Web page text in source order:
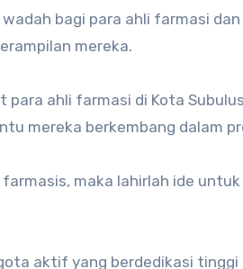
bagi para ahli farmasi
mereka.
ahli farmasi di Kota
mereka berkembang dalam
maka lahirlah ide untuk
aktif yang berdedikasi tinggi